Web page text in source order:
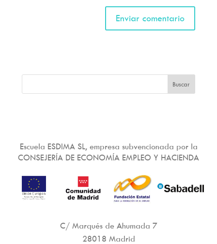
Escuela ESDIMA SL, empresa subvencionada por la
CONSEJERÍA DE ECONOMÍA EMPLEO Y HACIENDA
C/ Marqués de Ahumada 7
28018 Madrid